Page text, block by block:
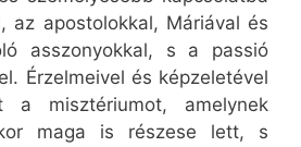
az apostolokkal, Máriával és
asszonyokkal, s a passió
Érzelmeivel és képzeletével
a misztériumot, amelynek
maga is részese lett, s